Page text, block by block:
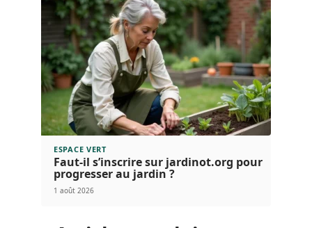
ESPACE VERT
Faut-il s’inscrire sur jardinot.org pour
progresser au jardin ?
1 août 2026